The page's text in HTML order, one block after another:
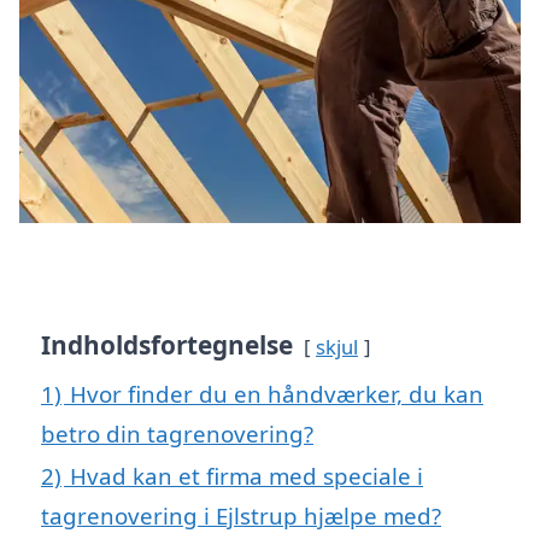
Indholdsfortegnelse skjul
1) Hvor finder du en håndværker, du kan
betro din tagrenovering?
2) Hvad kan et firma med speciale i
tagrenovering i Ejlstrup hjælpe med?